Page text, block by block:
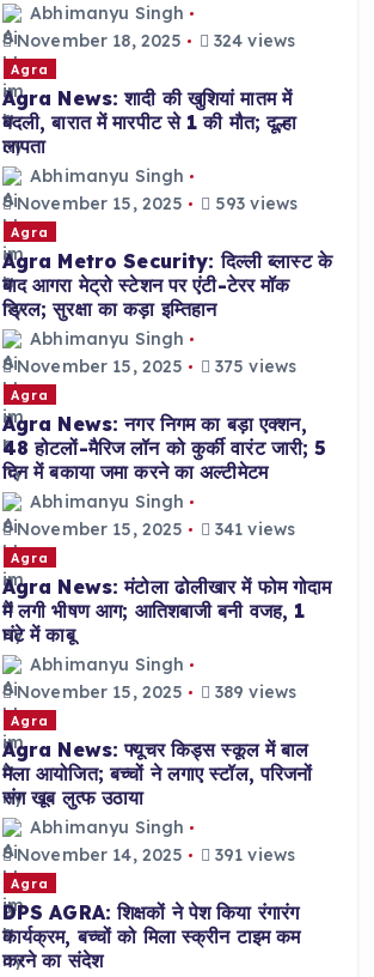
Abhimanyu Singh
November 18, 2025
324 views
Agra
Agra News: शादी की खुशियां मातम में
बदली, बारात में मारपीट से 1 की मौत; दूल्हा
लापता
Abhimanyu Singh
November 15, 2025
593 views
Agra
Agra Metro Security: दिल्ली ब्लास्ट के
बाद आगरा मेट्रो स्टेशन पर एंटी-टेरर मॉक
ड्रिल; सुरक्षा का कड़ा इम्तिहान
Abhimanyu Singh
November 15, 2025
375 views
Agra
Agra News: नगर निगम का बड़ा एक्शन,
48 होटलों-मैरिज लॉन को कुर्की वारंट जारी; 5
दिन में बकाया जमा करने का अल्टीमेटम
Abhimanyu Singh
November 15, 2025
341 views
Agra
Agra News: मंटोला ढोलीखार में फोम गोदाम
में लगी भीषण आग; आतिशबाजी बनी वजह, 1
घंटे में काबू
Abhimanyu Singh
November 15, 2025
389 views
Agra
Agra News: फ्यूचर किड्स स्कूल में बाल
मेला आयोजित; बच्चों ने लगाए स्टॉल, परिजनों
संग खूब लुत्फ उठाया
Abhimanyu Singh
November 14, 2025
391 views
Agra
DPS AGRA: शिक्षकों ने पेश किया रंगारंग
कार्यक्रम, बच्चों को मिला स्क्रीन टाइम कम
करने का संदेश